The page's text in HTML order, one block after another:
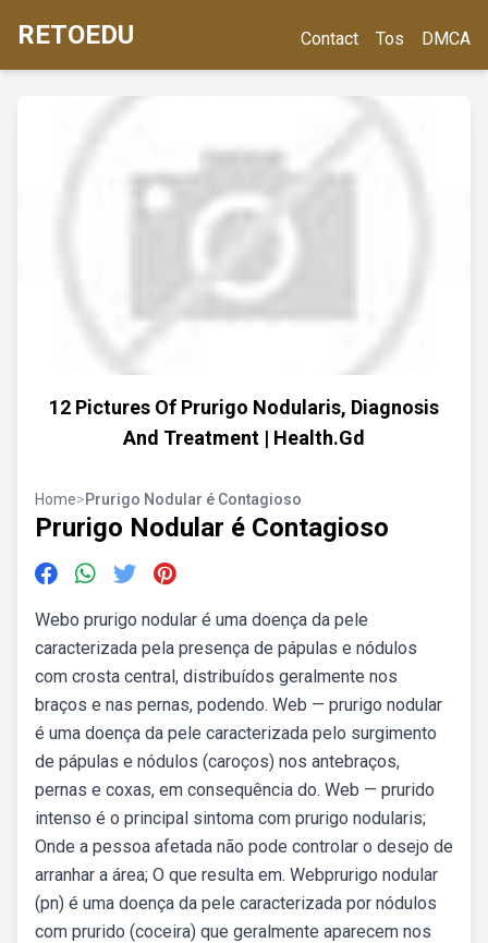
RETOEDU Contact Tos DMCA
12 Pictures Of Prurigo Nodularis, Diagnosis
And Treatment | Health.Gd
Home>Prurigo Nodular é Contagioso
Prurigo Nodular é Contagioso
Webo prurigo nodular é uma doença da pele
caracterizada pela presença de pápulas e nódulos
com crosta central, distribuídos geralmente nos
braços e nas pernas, podendo. Web — prurigo nodular
é uma doença da pele caracterizada pelo surgimento
de pápulas e nódulos (caroços) nos antebraços,
pernas e coxas, em consequência do. Web — prurido
intenso é o principal sintoma com prurigo nodularis;
Onde a pessoa afetada não pode controlar o desejo de
arranhar a área; O que resulta em. Webprurigo nodular
(pn) é uma doença da pele caracterizada por nódulos
com prurido (coceira) que geralmente aparecem nos